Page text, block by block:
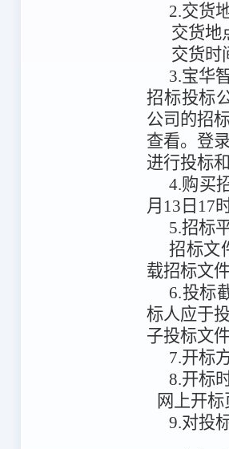
2.交货
交货地
交货时
3.宝华
招标投标
公司的招
查看。 登
进行投标
4.购买
月13日17
5.招标
招标文
载招标文
6.投标
标人应于
子投标文
7.开标
8.开标
网上开
9.对投